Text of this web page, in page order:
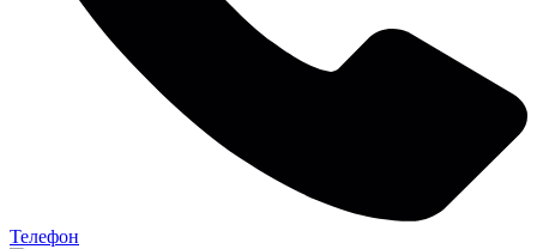
Телефон